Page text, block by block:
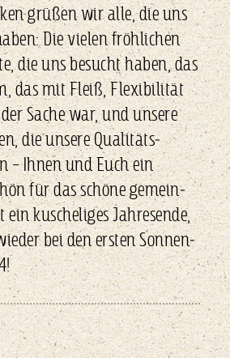
grüßen wir alle, die uns
Die vielen fröhlichen
die uns besucht haben, das
das mit Fleiß, Flexibilität
Sache war, und unsere
die unsere Qualitäts­
– Ihnen und Euch ein
für das schöne gemein­
ein kuscheliges Jahresende,
bei den ersten Sonnen­